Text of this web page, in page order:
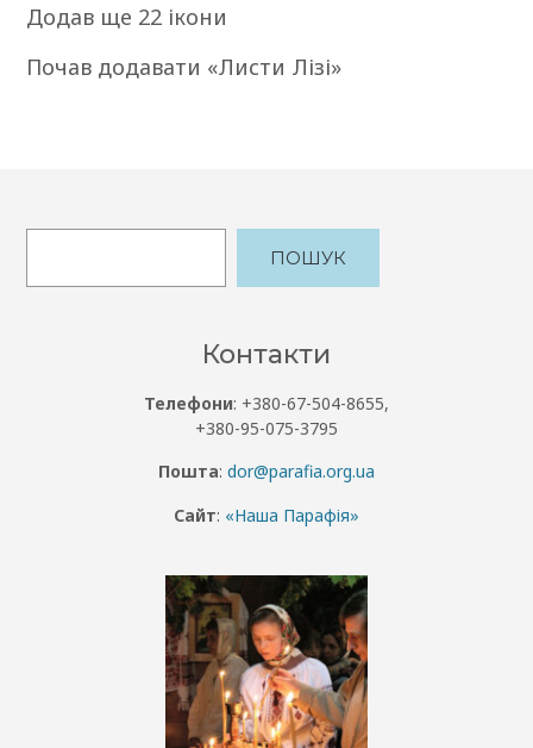
Додав ще 22 ікони
Почав додавати «Листи Лізі»
ПОШУК
Контакти
Телефони: +380-67-504-8655,
+380-95-075-3795
Пошта: dor@parafia.org.ua
Сайт: «Наша Парафія»